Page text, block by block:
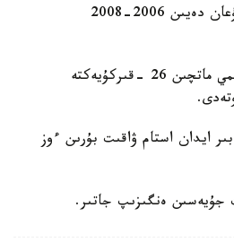
ول قازاقستان ۇلتتىق قۇراماسىن باسقارعان ەكىنشى نيدەرلاندتىق مامان اتاندى. بۇعان دەيىن 2006-2008
دجون ۆانت سحيپ جەتەكشىلىك ەتەتىن قازاقستان ۇلتتىق قۇراماسى العاشقى رەسمي ماتچىن 26 -قىركۇيەكتە
ايدان استام ۋاقىت بۇرىن ءوز
جۇيەسىن ەنگىزىپ جاتىر.